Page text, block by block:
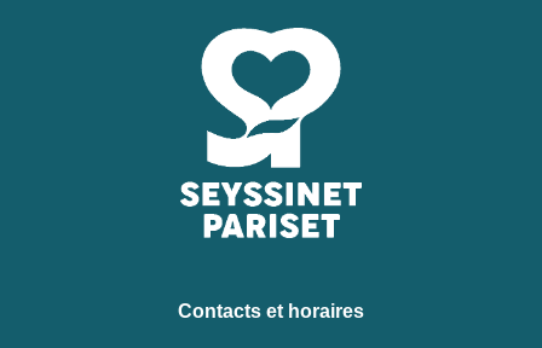
Contacts et horaires